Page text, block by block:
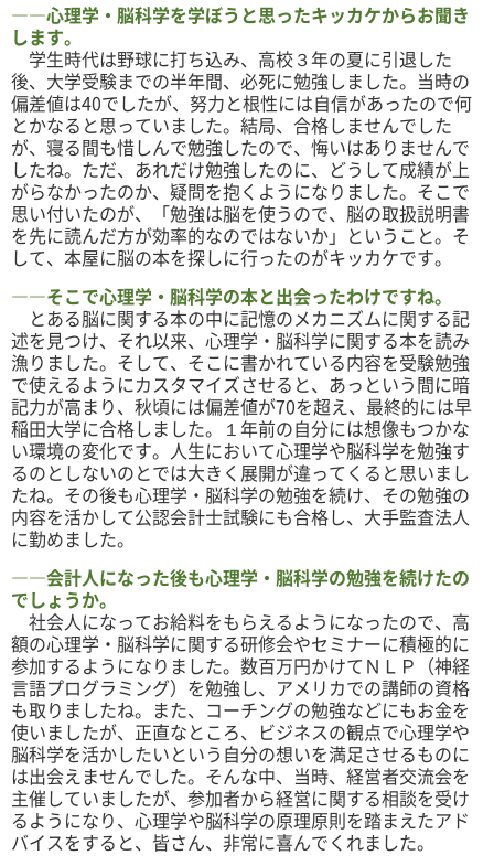
――心理学・脳科学を学ぼうと思ったキッカケからお聞き
します。
学生時代は野球に打ち込み、高校３年の夏に引退した
後、大学受験までの半年間、必死に勉強しました。当時の
偏差値は40でしたが、努力と根性には自信があったので何
とかなると思っていました。結局、合格しませんでした
が、寝る間も惜しんで勉強したので、悔いはありませんで
したね。ただ、あれだけ勉強したのに、どうして成績が上
がらなかったのか、疑問を抱くようになりました。そこで
思い付いたのが、「勉強は脳を使うので、脳の取扱説明書
を先に読んだ方が効率的なのではないか」ということ。そ
して、本屋に脳の本を探しに行ったのがキッカケです。
――そこで心理学・脳科学の本と出会ったわけですね。
とある脳に関する本の中に記憶のメカニズムに関する記
述を見つけ、それ以来、心理学・脳科学に関する本を読み
漁りました。そして、そこに書かれている内容を受験勉強
で使えるようにカスタマイズさせると、あっという間に暗
記力が高まり、秋頃には偏差値が70を超え、最終的には早
稲田大学に合格しました。１年前の自分には想像もつかな
い環境の変化です。人生において心理学や脳科学を勉強す
るのとしないのとでは大きく展開が違ってくると思いまし
たね。その後も心理学・脳科学の勉強を続け、その勉強の
内容を活かして公認会計士試験にも合格し、大手監査法人
に勤めました。
――会計人になった後も心理学・脳科学の勉強を続けたの
でしょうか。
社会人になってお給料をもらえるようになったので、高
額の心理学・脳科学に関する研修会やセミナーに積極的に
参加するようになりました。数百万円かけてＮＬＰ（神経
言語プログラミング）を勉強し、アメリカでの講師の資格
も取りましたね。また、コーチングの勉強などにもお金を
使いましたが、正直なところ、ビジネスの観点で心理学や
脳科学を活かしたいという自分の想いを満足させるものに
は出会えませんでした。そんな中、当時、経営者交流会を
主催していましたが、参加者から経営に関する相談を受け
るようになり、心理学や脳科学の原理原則を踏まえたアド
バイスをすると、皆さん、非常に喜んでくれました。